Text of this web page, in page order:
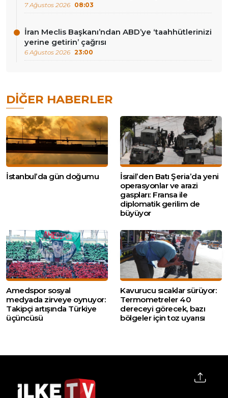
7 Ağustos 2026 08:03
İran Meclis Başkanı’ndan ABD’ye ‘taahhütlerinizi
yerine getirin’ çağrısı
6 Ağustos 2026 23:00
DIĞER HABERLER
İstanbul’da gün doğumu
İsrail’den Batı Şeria’da yeni
operasyonlar ve arazi
gaspları: Fransa ile
diplomatik gerilim de
büyüyor
Amedspor sosyal
medyada zirveye oynuyor:
Takipçi artışında Türkiye
üçüncüsü
Kavurucu sıcaklar sürüyor:
Termometreler 40
dereceyi görecek, bazı
bölgeler için toz uyarısı